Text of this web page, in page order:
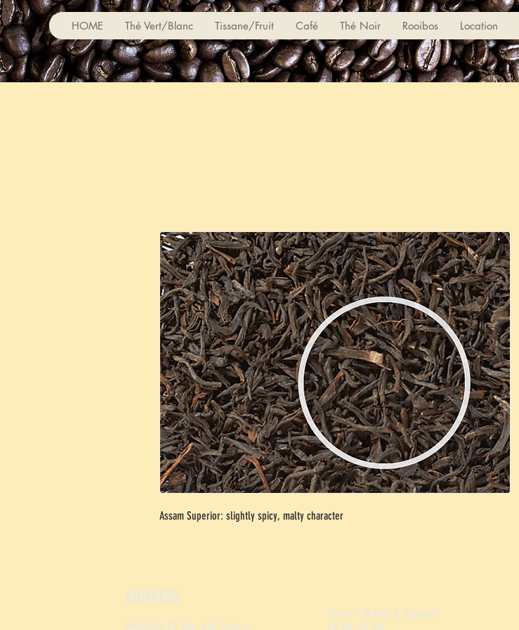
HOME Thé Vert/Blanc Tissane/Fruit Café Thé Noir Rooibos Location
Assam Superior: slightly spicy, malty character
ADDRESS
Medellin 39 Rue des Tongre
Ouvert Mardi à Samedi
10:00-18:00